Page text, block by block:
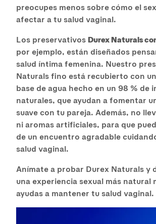
preocupes menos sobre cómo el
afectar a tu salud vaginal.
Los preservativos Durex Naturals
por ejemplo, están diseñados
salud íntima femenina. Nuestro
Naturals fino está recubierto con
base de agua hecho en un 98 % de
naturales, que ayudan a fomentar
suave con tu pareja. Además, no
ni aromas artificiales, para que
de un encuentro agradable
salud vaginal.
Anímate a probar Durex Naturals y
una experiencia sexual más natural
ayudas a mantener tu salud vaginal.